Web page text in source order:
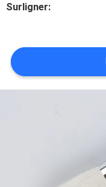
POLICY
Surligner: